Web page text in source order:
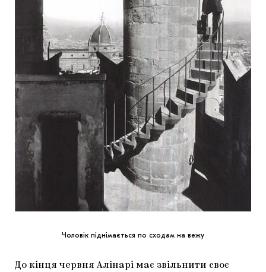
Чоловік піднімається по сходам на вежу
До кінця червня Алінарі має звільнити своє